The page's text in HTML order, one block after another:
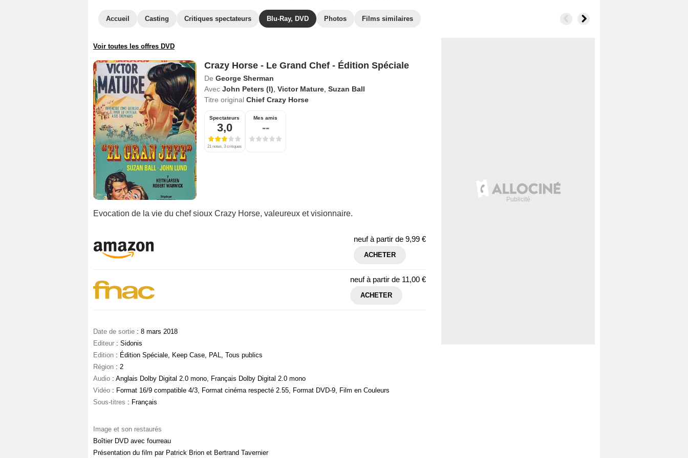
Accueil Casting Critiques spectateurs Blu-Ray, DVD Photos Films similaires
Voir toutes les offres DVD
Crazy Horse - Le Grand Chef - Édition Spéciale
De George Sherman
Avec John Peters (I) Victor Mature, Suzan Ball
Titre original Chief Crazy Horse
Spectateurs
3,0
21 notes, 3 critiques
Mes amis
--
Evocation de la vie du chef sioux Crazy Horse, valeureux et visionnaire.
neuf à partir de 9,99 €
ACHETER
neuf à partir de 11,00 €
ACHETER
Date de sortie : 8 mars 2018
Editeur : Sidonis
Edition : Édition Spéciale, Keep Case, PAL, Tous publics
Région : 2
Audio : Anglais Dolby Digital 2.0 mono, Français Dolby Digital 2.0 mono
Vidéo : Format 16/9 compatible 4/3, Format cinéma respecté 2.55, Format DVD-9, Film en Couleurs
Sous-titres : Français
Image et son restaurés
Boîtier DVD avec fourreau
Présentation du film par Patrick Brion et Bertrand Tavernier